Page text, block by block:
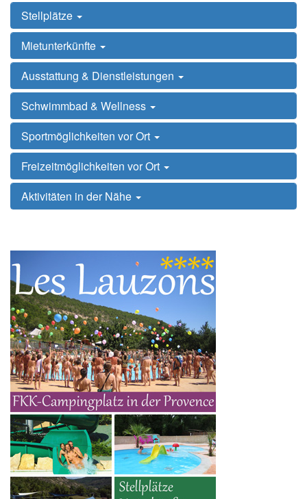
Stellplätze
Mietunterkünfte
Ausstattung & Dienstleistungen
Schwimmbad & Wellness
Sportmöglichkeiten vor Ort
Freizeitmöglichkeiten vor Ort
Aktivitäten in der Nähe